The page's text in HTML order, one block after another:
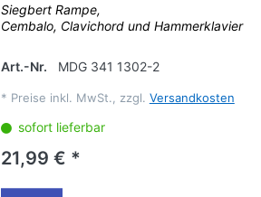
Siegbert Rampe,
Cembalo, Clavichord und Hammerklavier
Art.-Nr. MDG 341 1302-2
* Preise inkl. MwSt., zzgl. Versandkosten
sofort lieferbar
21,99 € *